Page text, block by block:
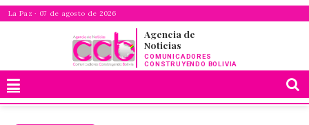
La Paz · 07 de agosto de 2026
Agencia de
Noticias
COMUNICADORES
CONSTRUYENDO BOLIVIA